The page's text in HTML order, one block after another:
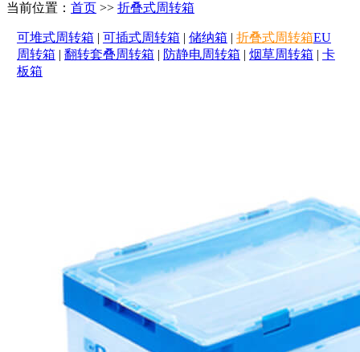
当前位置： 首页 >> 折叠式周转箱
可堆式周转箱 | 可插式周转箱 | 储纳箱 | 折叠式周转箱EU
周转箱 | 翻转套叠周转箱 | 防静电周转箱 | 烟草周转箱 | 卡
板箱